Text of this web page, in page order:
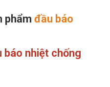
phẩm đầu báo
báo nhiệt chống